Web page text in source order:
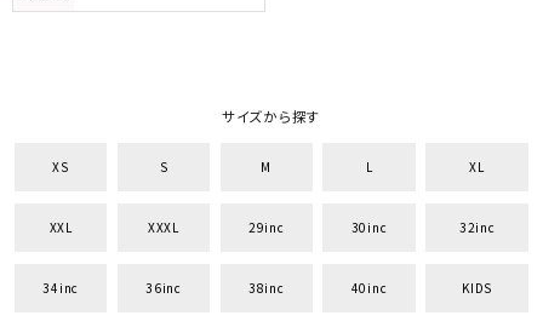
サイズから探す
XS S M L XL
XXL XXXL 29inc 30inc 32inc
34inc 36inc 38inc 40inc KIDS